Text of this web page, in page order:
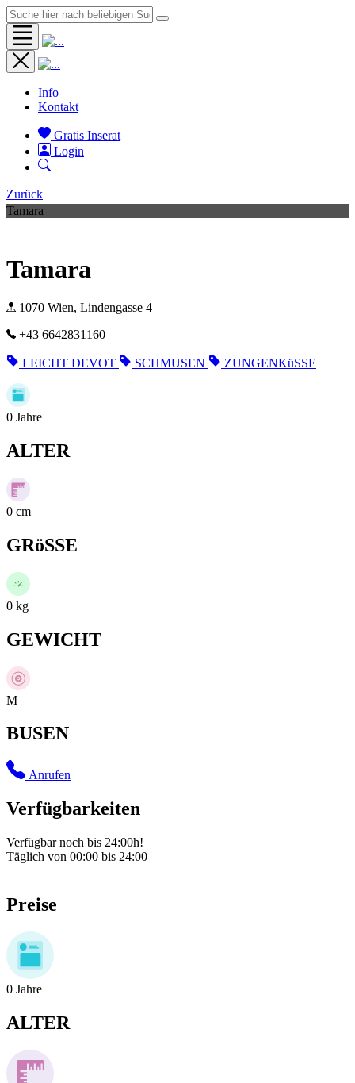
Info
Kontakt
Gratis Inserat
Login
Zurück
Tamara
Tamara
1070 Wien, Lindengasse 4
+43 6642831160
LEICHT DEVOT SCHMUSEN ZUNGENKüSSE
0 Jahre
ALTER
0 cm
GRöSSE
0 kg
GEWICHT
M
BUSEN
Anrufen
Verfügbarkeiten
Verfügbar noch bis 24:00h!
Täglich von 00:00 bis 24:00
Preise
0 Jahre
ALTER